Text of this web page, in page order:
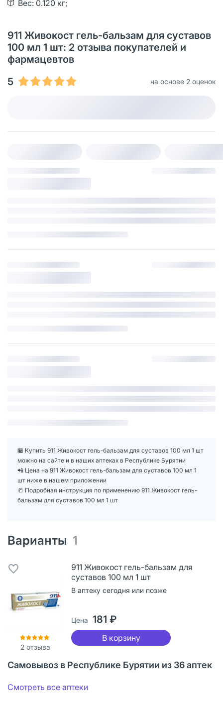
Вес: 0.120 кг;
911 Живокост гель-бальзам для суставов
100 мл 1 шт: 2 отзыва покупателей и
фармацевтов
5
на основе 2 оценок
🏪 Купить 911 Живокост гель-бальзам для суставов 100 мл 1 шт
можно на сайте и в наших аптеках в Республике Бурятии
📲 Цена на 911 Живокост гель-бальзам для суставов 100 мл 1
шт ниже в нашем приложении
📒 Подробная инструкция по применению 911 Живокост гель-
бальзам для суставов 100 мл 1 шт
Варианты 1
2 отзыва
911 Живокост гель-бальзам для
суставов 100 мл 1 шт
В аптеку сегодня или позже
Цена 181 ₽
В корзину
Самовывоз в Республике Бурятии из 36 аптек
Смотреть все аптеки